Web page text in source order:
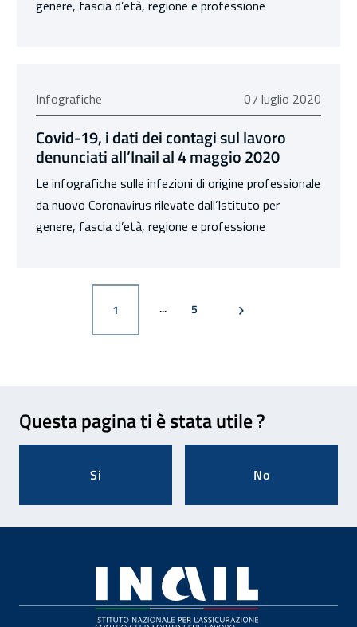
genere, fascia d’età, regione e professione
Infografiche 07 luglio 2020
07 luglio 2020
Covid-19, i dati dei contagi sul lavoro
denunciati all’Inail al 4 maggio 2020
Le infografiche sulle infezioni di origine professionale
da nuovo Coronavirus rilevate dall’Istituto per
genere, fascia d’età, regione e professione
PAGINA
1 PAGINA
5 PAGINA SUCCESSIVA
Questa pagina ti è stata utile ?
Si No